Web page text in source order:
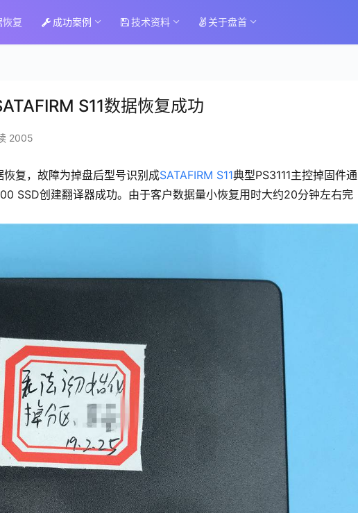
恢复 成功案例 技术资料 关于盘首
S11数据恢复成功
2005
复，故障为掉盘后型号识别成SATAFIRM S11典型PS3111主控掉固件通
SSD创建翻译器成功。由于客户数据量小恢复用时大约20分钟左右完